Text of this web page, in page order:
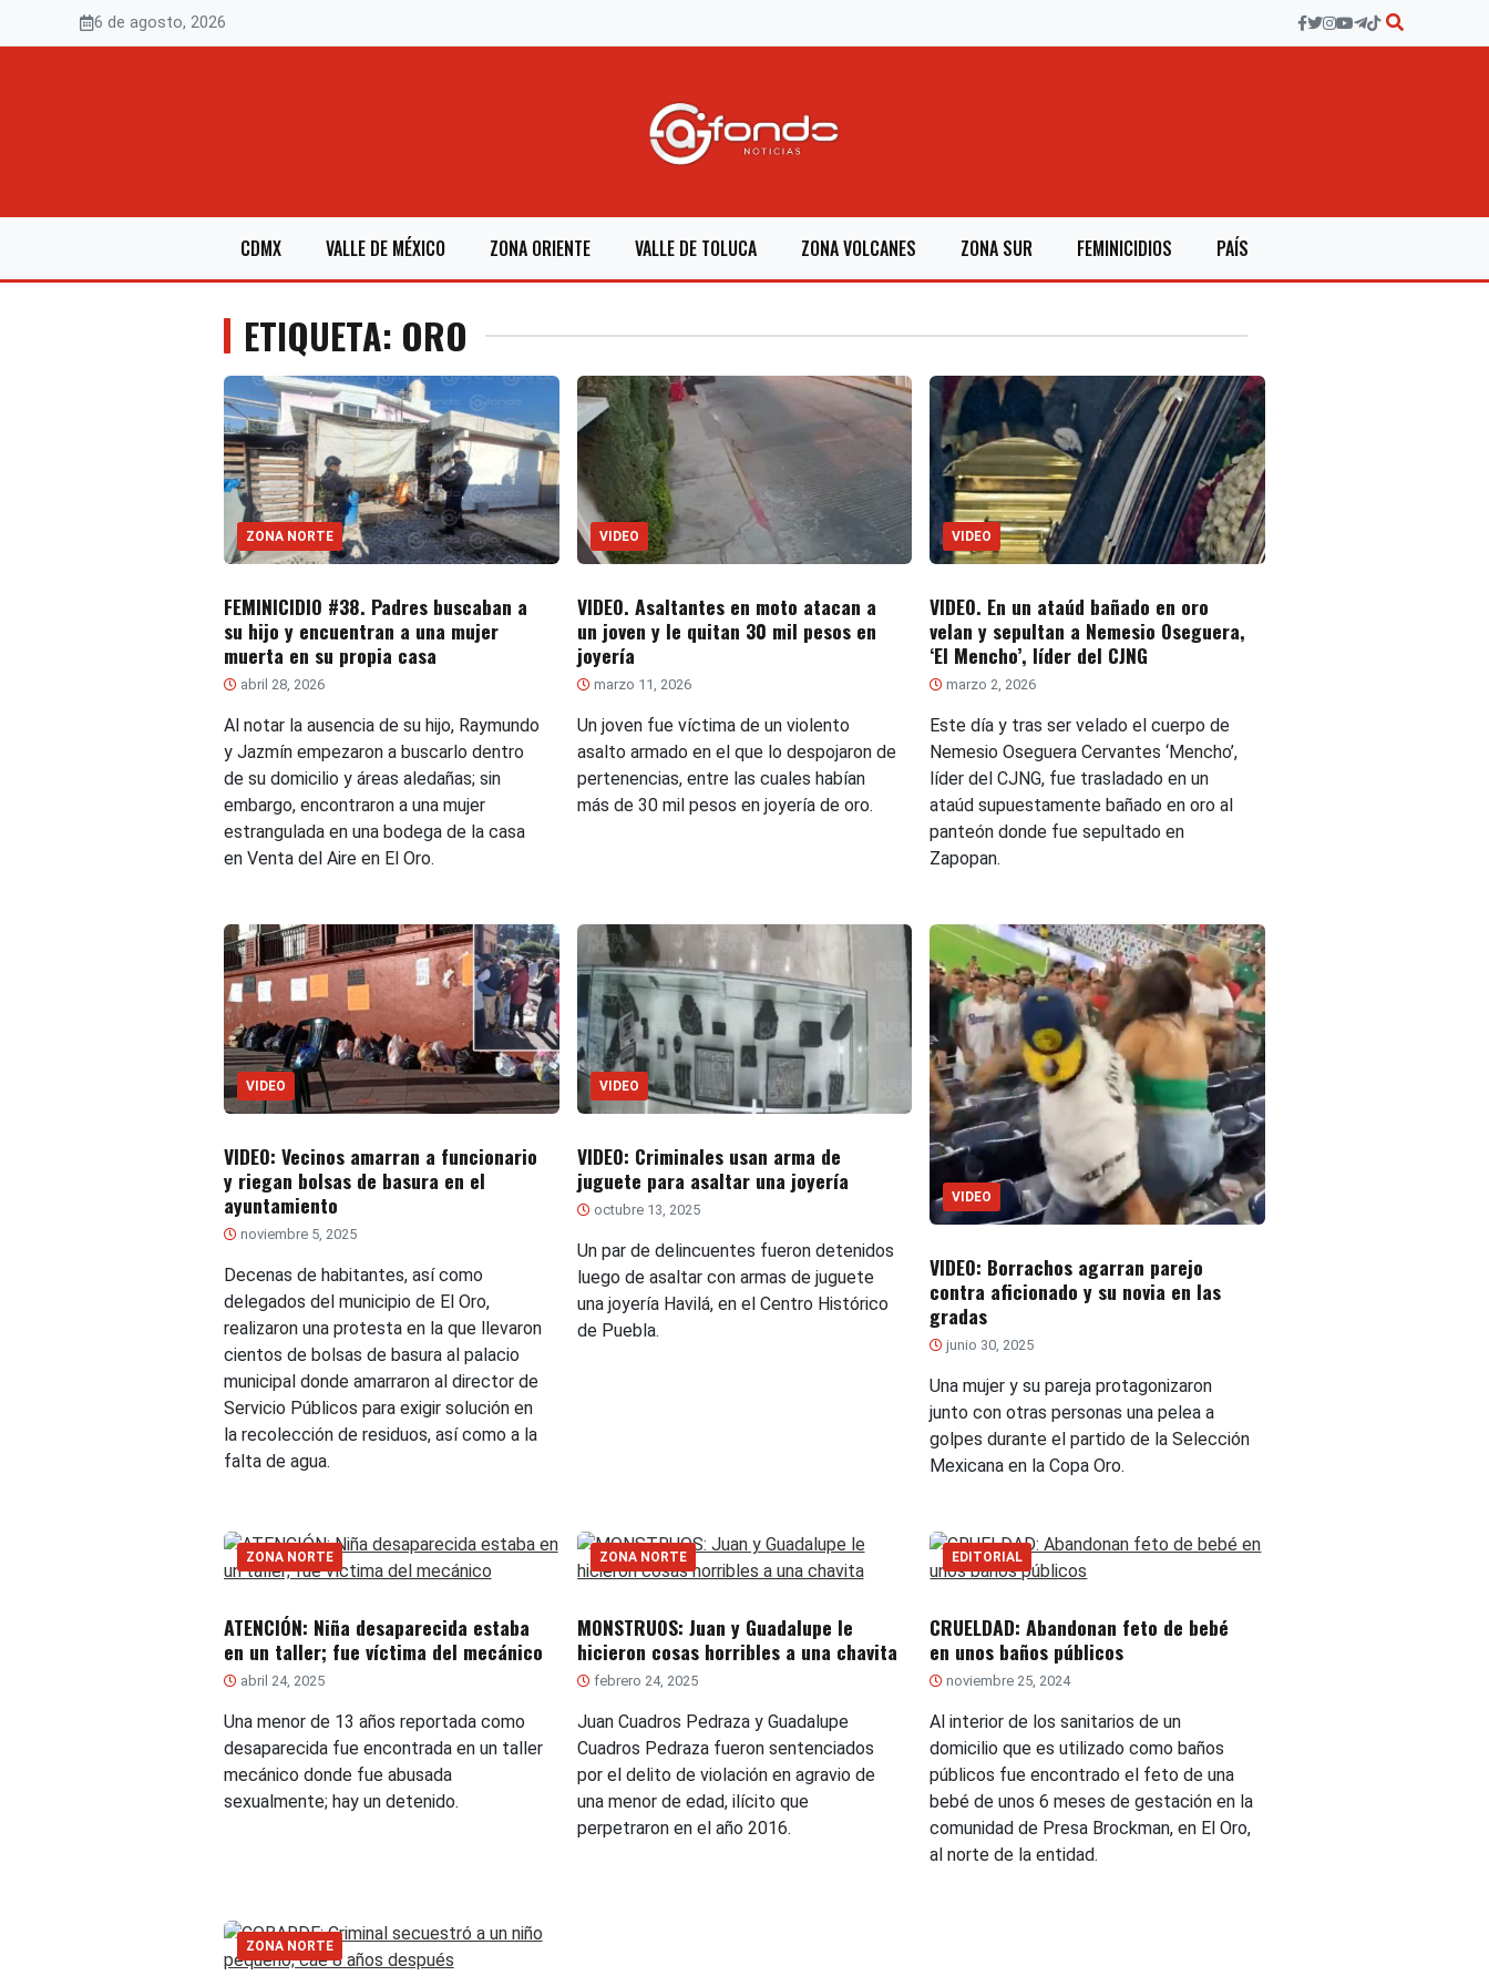
6 de agosto, 2026
CDMX VALLE DE MÉXICO ZONA ORIENTE VALLE DE TOLUCA ZONA VOLCANES ZONA SUR FEMINICIDIOS PAÍS
ETIQUETA: ORO
ZONA NORTE
FEMINICIDIO #38. Padres buscaban a
su hijo y encuentran a una mujer
muerta en su propia casa
abril 28, 2026
Al notar la ausencia de su hijo, Raymundo
y Jazmín empezaron a buscarlo dentro
de su domicilio y áreas aledañas; sin
embargo, encontraron a una mujer
estrangulada en una bodega de la casa
en Venta del Aire en El Oro.
VIDEO
VIDEO. Asaltantes en moto atacan a
un joven y le quitan 30 mil pesos en
joyería
marzo 11, 2026
Un joven fue víctima de un violento
asalto armado en el que lo despojaron de
pertenencias, entre las cuales habían
más de 30 mil pesos en joyería de oro.
VIDEO
VIDEO. En un ataúd bañado en oro
velan y sepultan a Nemesio Oseguera,
‘El Mencho’, líder del CJNG
marzo 2, 2026
Este día y tras ser velado el cuerpo de
Nemesio Oseguera Cervantes ‘Mencho’,
líder del CJNG, fue trasladado en un
ataúd supuestamente bañado en oro al
panteón donde fue sepultado en
Zapopan.
VIDEO
VIDEO: Vecinos amarran a funcionario
y riegan bolsas de basura en el
ayuntamiento
noviembre 5, 2025
Decenas de habitantes, así como
delegados del municipio de El Oro,
realizaron una protesta en la que llevaron
cientos de bolsas de basura al palacio
municipal donde amarraron al director de
Servicio Públicos para exigir solución en
la recolección de residuos, así como a la
falta de agua.
VIDEO
VIDEO: Criminales usan arma de
juguete para asaltar una joyería
octubre 13, 2025
Un par de delincuentes fueron detenidos
luego de asaltar con armas de juguete
una joyería Havilá, en el Centro Histórico
de Puebla.
VIDEO
VIDEO: Borrachos agarran parejo
contra aficionado y su novia en las
gradas
junio 30, 2025
Una mujer y su pareja protagonizaron
junto con otras personas una pelea a
golpes durante el partido de la Selección
Mexicana en la Copa Oro.
ZONA NORTE
ATENCIÓN: Niña desaparecida estaba
en un taller; fue víctima del mecánico
abril 24, 2025
Una menor de 13 años reportada como
desaparecida fue encontrada en un taller
mecánico donde fue abusada
sexualmente; hay un detenido.
ZONA NORTE
MONSTRUOS: Juan y Guadalupe le
hicieron cosas horribles a una chavita
febrero 24, 2025
Juan Cuadros Pedraza y Guadalupe
Cuadros Pedraza fueron sentenciados
por el delito de violación en agravio de
una menor de edad, ilícito que
perpetraron en el año 2016.
EDITORIAL
CRUELDAD: Abandonan feto de bebé
en unos baños públicos
noviembre 25, 2024
Al interior de los sanitarios de un
domicilio que es utilizado como baños
públicos fue encontrado el feto de una
bebé de unos 6 meses de gestación en la
comunidad de Presa Brockman, en El Oro,
al norte de la entidad.
ZONA NORTE